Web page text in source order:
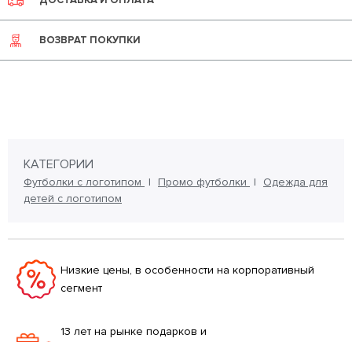
ВОЗВРАТ ПОКУПКИ
КАТЕГОРИИ
Футболки с логотипом Промо футболки
Одежда для
детей с логотипом
Низкие цены, в особенности на корпоративный
сегмент
13 лет на рынке подарков и